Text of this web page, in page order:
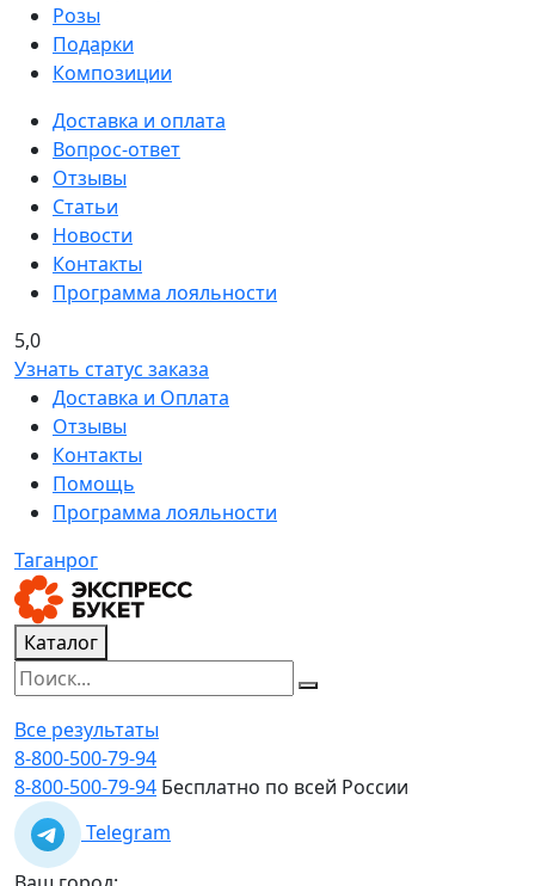
Розы
Подарки
Композиции
Доставка и оплата
Вопрос-ответ
Отзывы
Статьи
Новости
Контакты
Программа лояльности
5,0
Узнать статус заказа
Доставка и Оплата
Отзывы
Контакты
Помощь
Программа лояльности
Таганрог
Каталог
Все результаты
8-800-500-79-94
8-800-500-79-94 Бесплатно по всей России
Telegram